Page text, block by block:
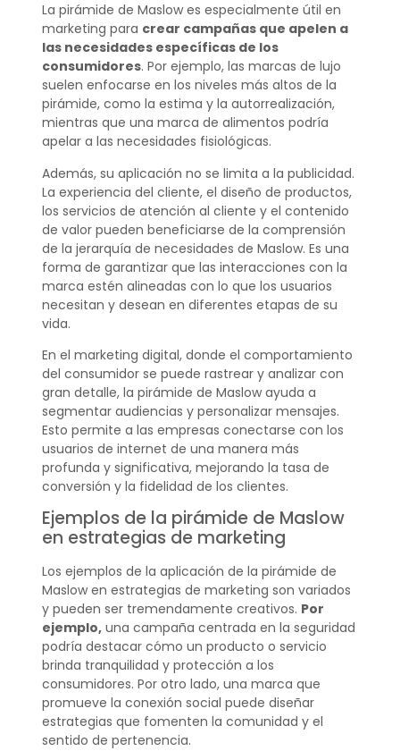
La pirámide de Maslow es especialmente útil en
marketing para crear campañas que apelen a
las necesidades específicas de los
consumidores. Por ejemplo, las marcas de lujo
suelen enfocarse en los niveles más altos de la
pirámide, como la estima y la autorrealización,
mientras que una marca de alimentos podría
apelar a las necesidades fisiológicas.
Además, su aplicación no se limita a la publicidad.
La experiencia del cliente, el diseño de productos,
los servicios de atención al cliente y el contenido
de valor pueden beneficiarse de la comprensión
de la jerarquía de necesidades de Maslow. Es una
forma de garantizar que las interacciones con la
marca estén alineadas con lo que los usuarios
necesitan y desean en diferentes etapas de su
vida.
En el marketing digital, donde el comportamiento
del consumidor se puede rastrear y analizar con
gran detalle, la pirámide de Maslow ayuda a
segmentar audiencias y personalizar mensajes.
Esto permite a las empresas conectarse con los
usuarios de internet de una manera más
profunda y significativa, mejorando la tasa de
conversión y la fidelidad de los clientes.
Ejemplos de la pirámide de Maslow
en estrategias de marketing
Los ejemplos de la aplicación de la pirámide de
Maslow en estrategias de marketing son variados
y pueden ser tremendamente creativos. Por
ejemplo,una campaña centrada en la seguridad
podría destacar cómo un producto o servicio
brinda tranquilidad y protección a los
consumidores. Por otro lado, una marca que
promueve la conexión social puede diseñar
estrategias que fomenten la comunidad y el
sentido de pertenencia.